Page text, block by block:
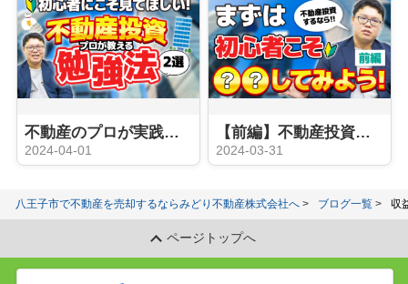
不動産のプロが実践！不動産投資をする際の勉強方法
2024-04-01
【前編】不動産投資を行う前に知っておきたいこと
2024-03-31
八王子市で不動産を売却するならみどり不動産株式会社へ ブログ一覧 収
ページトップへ